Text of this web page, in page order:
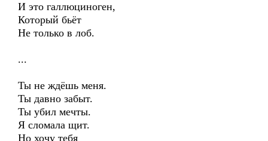
И это галлюциноген,
Который бьёт
Не только в лоб.
...
Ты не ждёшь меня.
Ты давно забыт.
Ты убил мечты.
Я сломала щит.
Но хочу тебя